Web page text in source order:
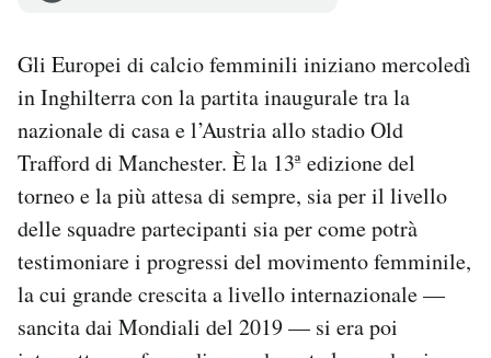
AREA PERSONALE
Newsletter
Notifiche mobile
Regala il Post
Hai bisogno di aiuto?
Esci
Gli Europei di calcio femminili iniziano mercoledì
in Inghilterra con la partita inaugurale tra la
nazionale di casa e l’Austria allo stadio Old
Trafford di Manchester. È la 13ª edizione del
torneo e la più attesa di sempre, sia per il livello
delle squadre partecipanti sia per come potrà
testimoniare i progressi del movimento femminile,
la cui grande crescita a livello internazionale —
sancita dai Mondiali del 2019 — si era poi